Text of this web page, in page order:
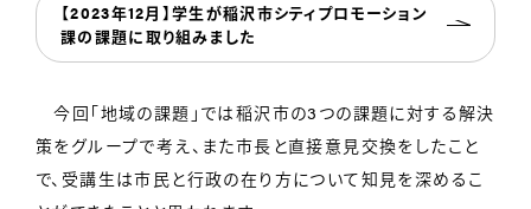
【2023年12月】学生が稲沢市シティプロモーション
課の課題に取り組みました
今回「地域の課題」では稲沢市の3つの課題に対する解決
策をグループで考え、また市長と直接意見交換をしたこと
で、受講生は市民と行政の在り方について知見を深めるこ